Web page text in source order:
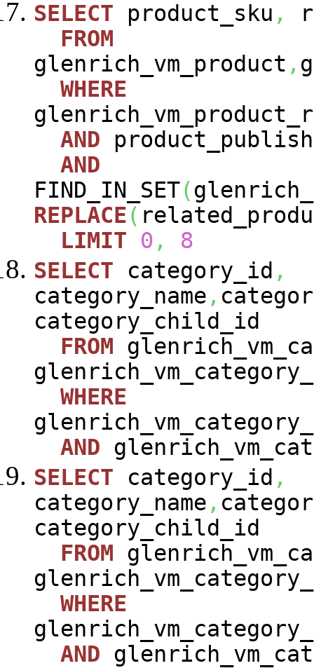
SELECT product_sku ,
FROM
glenrich_vm_product ,
WHERE
AND product_publish
AND
FIND_IN_SET(
REPLACE(
LIMIT
0 ,
8
SELECT category_id ,
category_name ,
category_child_id
FROM
WHERE
AND
SELECT category_id ,
category_name ,
category_child_id
FROM
WHERE
AND